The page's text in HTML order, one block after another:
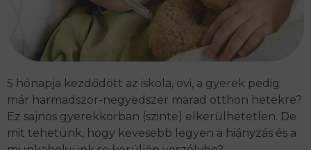
5 hónapja kezdődött az iskola, ovi, a gyerek pedig
már harmadszor-negyedszer marad otthon hetekre?
Ez sajnos gyerekkorban (szinte) elkerülhetetlen. De
mit tehetünk, hogy ke­ve­sebb le­gyen a hi­ány­zás és a